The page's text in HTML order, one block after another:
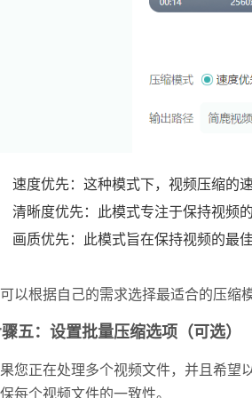
速度优先：这种模式下，视频压缩的
清晰度优先：此模式专注于保持视频
画质优先：此模式旨在保持视频的最
以根据自己的需求选择最适合的压缩模
五：设置批量压缩选项（可选）
您正在处理多个视频文件，并且希望
每个视频文件的一致性。